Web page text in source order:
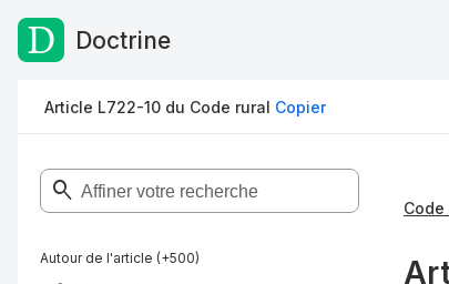
Passer au contenu
Doctrine
Article L722-10 du Code rural Copier
Autour de l'article (+500)
Code